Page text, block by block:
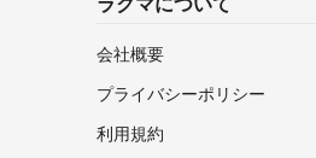
会社概要
プライバシーポリシー
利用規約